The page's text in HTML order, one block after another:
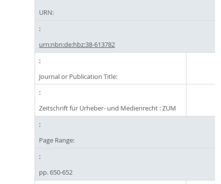
URN:
urn:nbn:de:hbz:38-613782
Journal or Publication Title:
Zeitschrift für Urheber- und Medienrecht : ZUM
Page Range:
pp. 650-652